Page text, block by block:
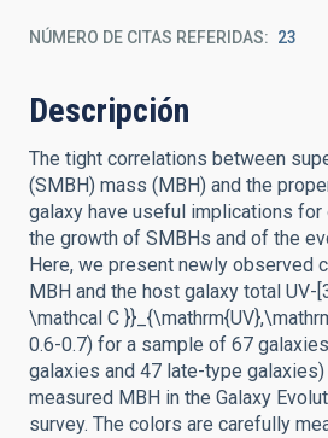
NÚMERO DE CITAS REFERIDAS 23
Descripción
The tight correlations between
(SMBH) mass (MBH) and the
galaxy have useful implications for
the growth of SMBHs and of the
Here, we present newly observed
MBH and the host galaxy total UV-
\mathcal C
0.6-0.7) for a sample of 67
galaxies and 47 late-type
measured MBH in the Galaxy
survey. The colors are carefully